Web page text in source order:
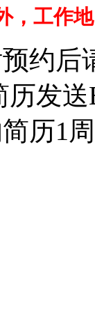
，工作
约后
历发
历1